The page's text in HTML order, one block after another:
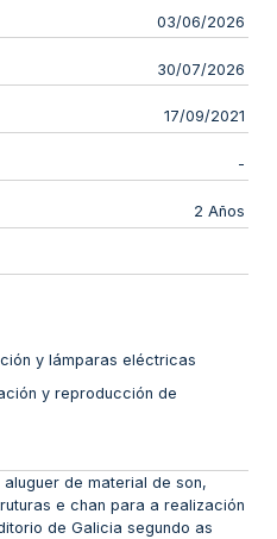
03/06/2026
30/07/2026
17/09/2021
-
2 Años
y lámparas eléctricas
y reproducción de
de material de son,
e chan para a realización
de Galicia segundo as